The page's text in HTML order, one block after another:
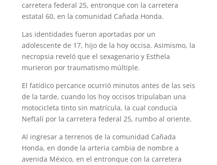
carretera federal 25, entronque con la carretera
estatal 60, en la comunidad Cañada Honda.
Las identidades fueron aportadas por un
adolescente de 17, hijo de la hoy occisa. Asimismo, la
necropsia reveló que el sexagenario y Esthela
murieron por traumatismo múltiple.
El fatídico percance ocurrió minutos antes de las seis
de la tarde, cuando los hoy occisos tripulaban una
motocicleta tinto sin matrícula, la cual conducía
Neftalí por la carretera federal 25, rumbo al oriente.
Al ingresar a terrenos de la comunidad Cañada
Honda, en donde la arteria cambia de nombre a
avenida México, en el entronque con la carretera